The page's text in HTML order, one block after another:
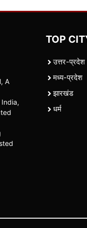
A
TOP
उत्तर-प्रदेश
मध्य-प्रदेश
झारखंड
धर्म